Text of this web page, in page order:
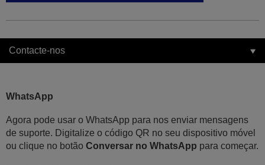
Contacte-nos
WhatsApp
Agora pode usar o WhatsApp para nos enviar mensagens
de suporte. Digitalize o código QR no seu dispositivo móvel
ou clique no botão Conversar no WhatsApp para começar.